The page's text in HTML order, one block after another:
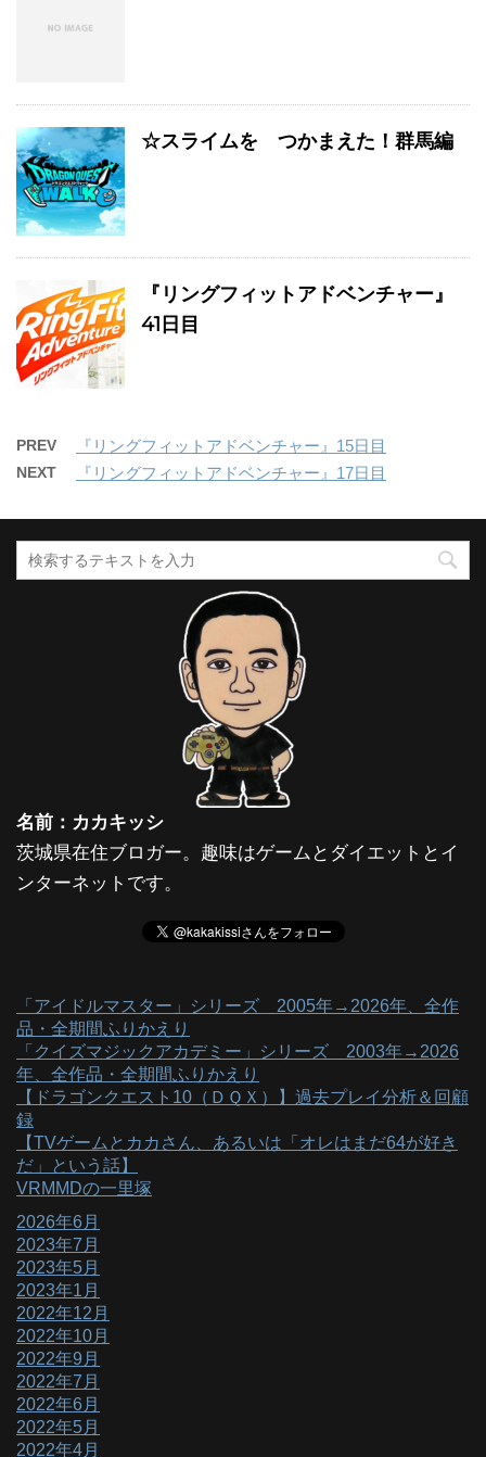
☆スライムを つかまえた！群馬編
『リングフィットアドベンチャー』
41日目
PREV 『リングフィットアドベンチャー』15日目
NEXT 『リングフィットアドベンチャー』17日目
名前：カカキッシ
茨城県在住ブロガー。趣味はゲームとダイエットとイ
ンターネットです。
「アイドルマスター」シリーズ 2005年→2026年、全作
品・全期間ふりかえり
「クイズマジックアカデミー」シリーズ 2003年→2026
年、全作品・全期間ふりかえり
【ドラゴンクエスト10（ＤＱＸ）】過去プレイ分析＆回顧
録
【TVゲームとカカさん、あるいは「オレはまだ64が好き
だ」という話】
VRMMDの一里塚
2026年6月
2023年7月
2023年5月
2023年1月
2022年12月
2022年10月
2022年9月
2022年7月
2022年6月
2022年5月
2022年4月